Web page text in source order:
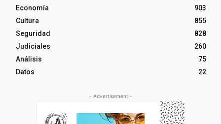
Economía
903
Cultura
855
Seguridad
828
Judiciales
260
Análisis
75
Datos
22
- Advertisement -